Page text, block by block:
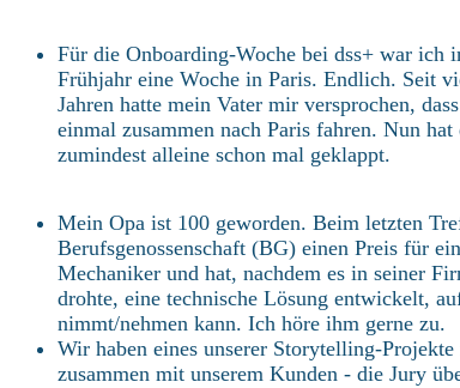
Für die Onboarding-Woche bei dss+ war ich
Frühjahr eine Woche in Paris. Endlich. Seit
Jahren hatte mein Vater mir versprochen,
einmal zusammen nach Paris fahren. Nun hat
zumindest alleine schon mal geklappt.
Mein Opa ist 100 geworden. Beim letzten
Berufsgenossenschaft (BG) einen Preis für
Mechaniker und hat, nachdem es in seiner
drohte, eine technische Lösung entwickelt,
nimmt/nehmen kann. Ich höre ihm gerne zu.
Wir haben eines unserer Storytelling-
zusammen mit unserem Kunden - die Jury